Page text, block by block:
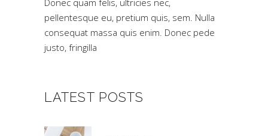
Donec quam felis, ultricies nec,
pellentesque eu, pretium quis, sem. Nulla
consequat massa quis enim. Donec pede
justo, fringilla
LATEST POSTS